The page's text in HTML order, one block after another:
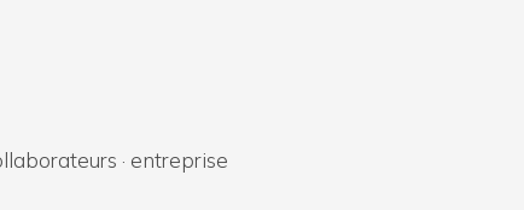
· entreprise